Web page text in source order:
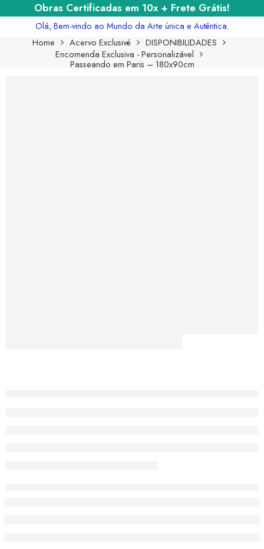
Obras Certificadas em 10x + Frete Grátis!
Olá, Bem-vindo ao Mundo da Arte única e Autêntica.
Home
Acervo Exclusivé
DISPONIBILIDADES
Encomenda Exclusiva - Personalizável
Passeando em Paris – 180x90cm